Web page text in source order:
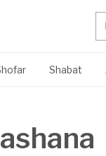
Shabat